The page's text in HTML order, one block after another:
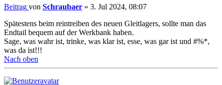
Beitrag von Schraubaer » 3. Jul 2024, 08:07
Spätestens beim reintreiben des neuen Gleitlagers, sollte man das
Endtail bequem auf der Werkbank haben.
Sage, was wahr ist, trinke, was klar ist, esse, was gar ist und #%*,
was da ist!!!
Nach oben